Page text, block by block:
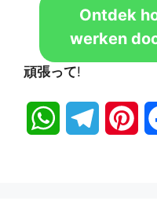
Ontdek
werken
頑張って!
W